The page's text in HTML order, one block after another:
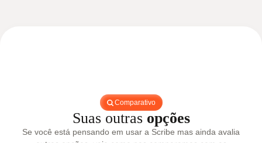
Comparativo
Suas outras opções
Se você está pensando em usar a Scribe mas ainda avalia